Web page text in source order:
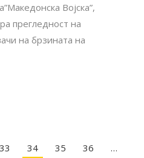
Војска”,
прегледност на
на брзината на
33 34 35 36
…